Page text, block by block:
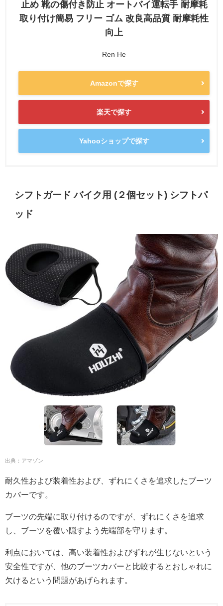
止め 靴の傷付き防止 オートバイ運転手 耐摩耗
取り付け簡易 フリー ゴム 改良高品質 耐摩耗性
向上
Ren He
Amazonで探す
楽天で探す
Yahooショップで探す
シフトガード バイク用 (２個セット) シフトパ
ッド
出典：アマゾン
耐久性および装着性および、ずれにくさを追求したブーツ
カバーです。
ブーツの先端に取り付けるのですが、ずれにくさを追求
し、ブーツを覆い隠すよう先端部を守ります。
利点においては、高い装着性およびずれが生じないという
安全性ですが、他のブーツカバーと比較するとおしゃれに
欠けるという問題があげられます。